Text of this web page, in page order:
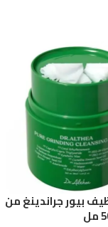
بيور جراندينغ من